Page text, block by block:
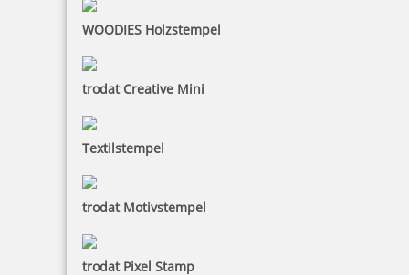
WOODIES Holzstempel
trodat Creative Mini
Textilstempel
trodat Motivstempel
trodat Pixel Stamp
Jetzt gestalten